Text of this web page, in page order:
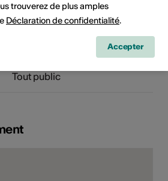
Type d'événement
Spectacle Concert Festival
Tout public
trouverez de plus amples
Déclaration de confidentialité.
Accepter